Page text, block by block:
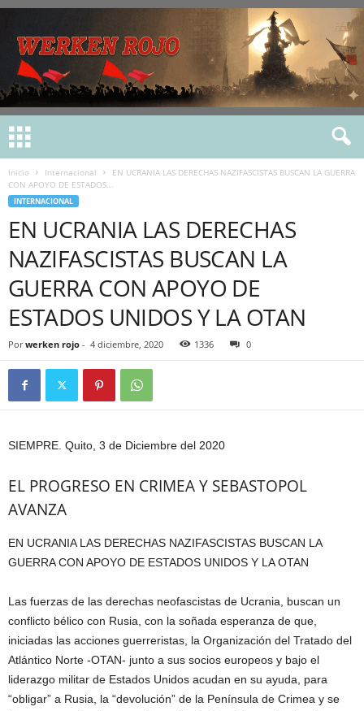
Inicio Internacional
EN UCRANIA LAS DERECHAS NAZIFASCISTAS BUSCAN LA GUERRA
CON APOYO DE ESTADOS...
INTERNACIONAL
EN UCRANIA LAS DERECHAS
NAZIFASCISTAS BUSCAN LA
GUERRA CON APOYO DE
ESTADOS UNIDOS Y LA OTAN
Por werken rojo - 4 diciembre, 2020 1336 0
SIEMPRE. Quito, 3 de Diciembre del 2020
EL PROGRESO EN CRIMEA Y SEBASTOPOL
AVANZA
EN UCRANIA LAS DERECHAS NAZIFASCISTAS BUSCAN LA
GUERRA CON APOYO DE ESTADOS UNIDOS Y LA OTAN
Las fuerzas de las derechas neofascistas de Ucrania, buscan un
conflicto bélico con Rusia, con la soñada esperanza de que,
iniciadas las acciones guerreristas, la Organización del Tratado del
Atlántico Norte -OTAN- junto a sus socios europeos y bajo el
liderazgo militar de Estados Unidos acudan en su ayuda, para
“obligar” a Rusia, la “devolución” de la Península de Crimea y se